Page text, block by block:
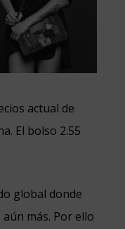
actual de
El bolso 2.55
global donde
más. Por ello